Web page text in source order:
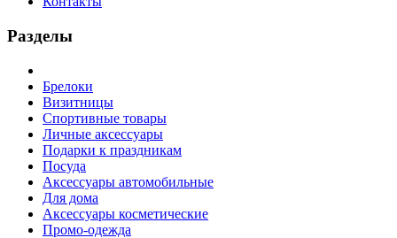
Разделы
Брелоки
Визитницы
Спортивные товары
Личные аксессуары
Подарки к праздникам
Посуда
Аксессуары автомобильные
Для дома
Аксессуары косметические
Промо-одежда